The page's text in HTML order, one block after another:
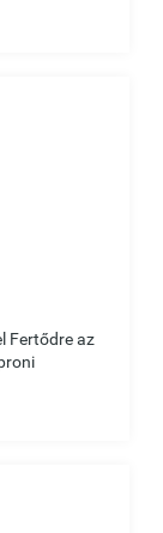
Fertődre az